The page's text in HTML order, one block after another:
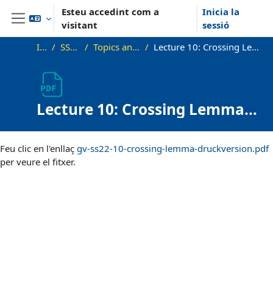
Ves al contingut principal
Panell lateral
Esteu accedint com a
visitant
Inicia la
sessió
Inici SS22_VG Topics and Lectures Lecture 10: Crossing Lemma and Applications
Lecture 10: Crossing Lemma
and Applications
Feu clic en l'enllaç gv-ss22-10-crossing-lemma-druckversion.pdf
per veure el fitxer.